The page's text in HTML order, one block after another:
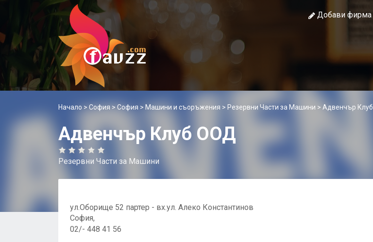
Добави фирма
Начало > София>София > Машини и съоръжения > Резервни Части за Машини > Адвенчър
Адвенчър Клуб ООД
Резервни Части за Машини
ул.Оборище 52 партер - вх.ул. Алеко Константинов
София,
02/- 448 41 56